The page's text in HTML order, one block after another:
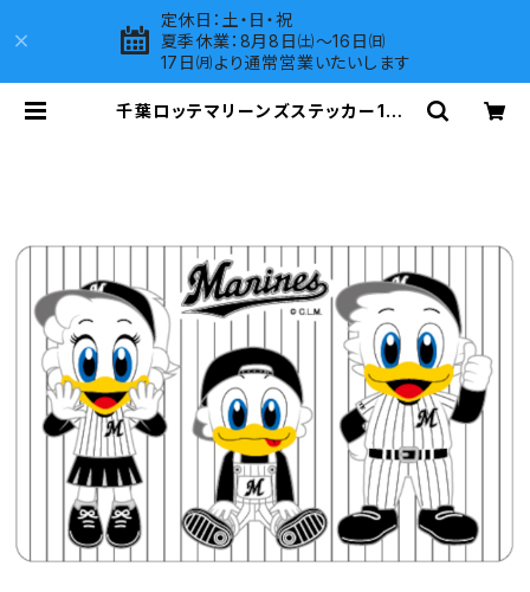
定休日：土・日・祝
夏季休業：8月8日㈯～16日㈰
17日㈪より通常営業いたいします
千葉ロッテマリーンズステッカー10 |